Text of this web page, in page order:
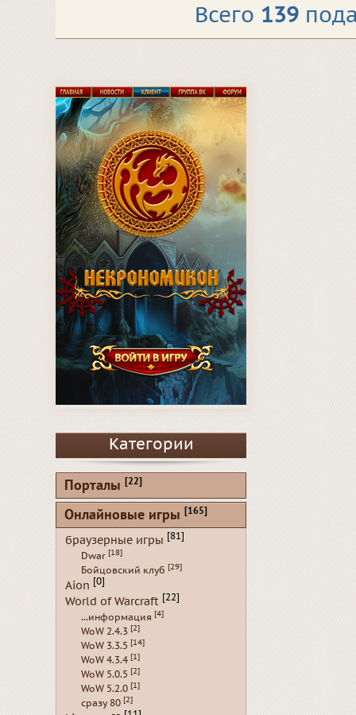
Всего 139
Категории
Порталы [22]
Онлайновые игры [165]
браузерные игры [81]
Dwar [18]
Бойцовский клуб [29]
Aion [0]
World of Warcraft [22]
...информация [4]
WoW 2.4.3 [2]
WoW 3.3.5 [14]
WoW 4.3.4 [1]
WoW 5.0.5 [2]
WoW 5.2.0 [1]
сразу 80 [2]